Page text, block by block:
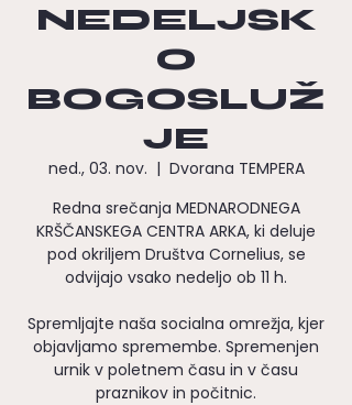
NEDELJSK
O
BOGOSLUŽ
JE
ned., 03. nov.
  |
Dvorana TEMPERA
Redna srečanja MEDNARODNEGA
KRŠČANSKEGA CENTRA ARKA, ki deluje
pod okriljem Društva Cornelius, se
odvijajo vsako nedeljo ob 11 h.
Spremljajte naša socialna omrežja, kjer
objavljamo spremembe. Spremenjen
urnik v poletnem času in v času
praznikov in počitnic.